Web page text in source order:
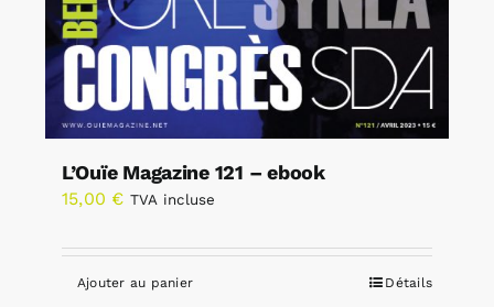
L’Ouïe Magazine 121 – ebook
15,00 € TVA incluse
Ajouter au panier Détails